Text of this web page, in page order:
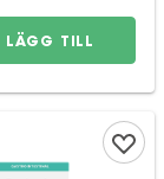
LÄGG TILL